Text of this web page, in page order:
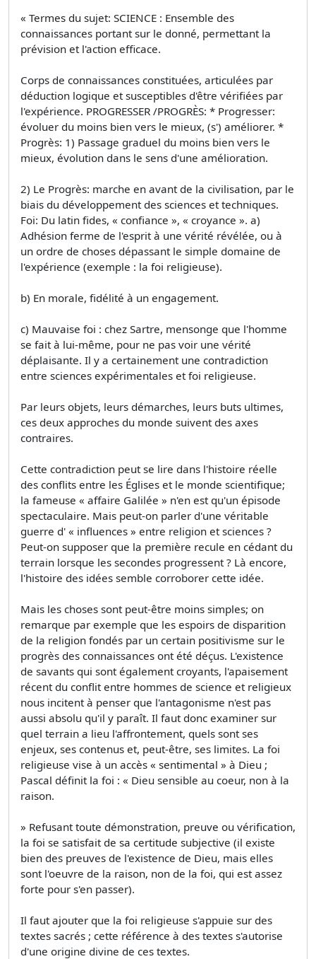
« Termes du sujet: SCIENCE : Ensemble des
connaissances portant sur le donné, permettant la
prévision et l'action efficace.
Corps de connaissances constituées, articulées par
déduction logique et susceptibles d'être vérifiées par
l'expérience. PROGRESSER /PROGRÈS: * Progresser:
évoluer du moins bien vers le mieux, (s') améliorer. *
Progrès: 1) Passage graduel du moins bien vers le
mieux, évolution dans le sens d'une amélioration.
2) Le Progrès: marche en avant de la civilisation, par le
biais du développement des sciences et techniques.
Foi: Du latin fides, « confiance », « croyance ». a)
Adhésion ferme de l'esprit à une vérité révélée, ou à
un ordre de choses dépassant le simple domaine de
l'expérience (exemple : la foi religieuse).
b) En morale, fidélité à un engagement.
c) Mauvaise foi : chez Sartre, mensonge que l'homme
se fait à lui-même, pour ne pas voir une vérité
déplaisante. Il y a certainement une contradiction
entre sciences expérimentales et foi religieuse.
Par leurs objets, leurs démarches, leurs buts ultimes,
ces deux approches du monde suivent des axes
contraires.
Cette contradiction peut se lire dans l'histoire réelle
des conflits entre les Églises et le monde scientifique;
la fameuse « affaire Galilée » n'en est qu'un épisode
spectaculaire. Mais peut-on parler d'une véritable
guerre d' « influences » entre religion et sciences ?
Peut-on supposer que la première recule en cédant du
terrain lorsque les secondes progressent ? Là encore,
l'histoire des idées semble corroborer cette idée.
Mais les choses sont peut-être moins simples; on
remarque par exemple que les espoirs de disparition
de la religion fondés par un certain positivisme sur le
progrès des connaissances ont été déçus. L'existence
de savants qui sont également croyants, l'apaisement
récent du conflit entre hommes de science et religieux
nous incitent à penser que l'antagonisme n'est pas
aussi absolu qu'il y paraît. Il faut donc examiner sur
quel terrain a lieu l'affrontement, quels sont ses
enjeux, ses contenus et, peut-être, ses limites. La foi
religieuse vise à un accès « sentimental » à Dieu ;
Pascal définit la foi : « Dieu sensible au coeur, non à la
raison.
» Refusant toute démonstration, preuve ou vérification,
la foi se satisfait de sa certitude subjective (il existe
bien des preuves de l'existence de Dieu, mais elles
sont l'oeuvre de la raison, non de la foi, qui est assez
forte pour s'en passer).
Il faut ajouter que la foi religieuse s'appuie sur des
textes sacrés ; cette référence à des textes s'autorise
d'une origine divine de ces textes.